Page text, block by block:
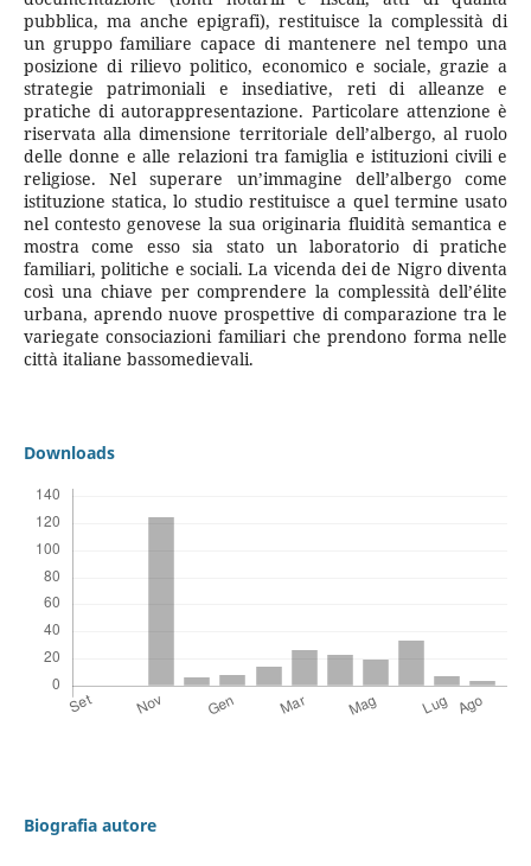
pubblica, ma anche epigrafi), restituisce la complessità di
un gruppo familiare capace di mantenere nel tempo una
posizione di rilievo politico, economico e sociale, grazie a
strategie patrimoniali e insediative, reti di alleanze e
pratiche di autorappresentazione. Particolare attenzione è
riservata alla dimensione territoriale dell’albergo, al ruolo
delle donne e alle relazioni tra famiglia e istituzioni civili e
religiose. Nel superare un’immagine dell’albergo come
istituzione statica, lo studio restituisce a quel termine usato
nel contesto genovese la sua originaria fluidità semantica e
mostra come esso sia stato un laboratorio di pratiche
familiari, politiche e sociali. La vicenda dei de Nigro diventa
così una chiave per comprendere la complessità dell’élite
urbana, aprendo nuove prospettive di comparazione tra le
variegate consociazioni familiari che prendono forma nelle
città italiane bassomedievali.
Downloads
Biografia autore